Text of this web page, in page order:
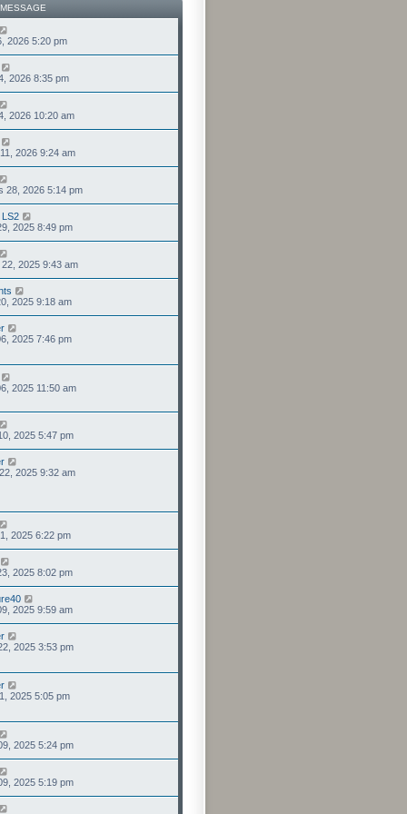
2026 5:20 pm
2026 8:35 pm
2026 10:20 am
2026 9:24 am
28, 2026 5:14 pm
LS2
2025 8:49 pm
2025 9:43 am
2025 9:18 am
2025 7:46 pm
2025 11:50 am
2025 5:47 pm
2025 9:32 am
2025 6:22 pm
2025 8:02 pm
2025 9:59 am
2025 3:53 pm
2025 5:05 pm
2025 5:24 pm
2025 5:19 pm